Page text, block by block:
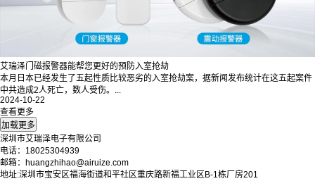
艾瑞泽门磁报警器能帮您更好的预防入室抢劫
本月日本已经发生了五起性质比较恶劣的入室抢劫案，据新闻发布统计在这五起案件
中共造成2人死亡，数人受伤。...
2024-10-22
查看更多
深圳市艾瑞泽电子有限公司
电话：18025304939
邮箱：huangzhihao@airuize.com
地址:深圳市宝安区福海街道和平社区重庆路新福工业区B-1栋厂房201